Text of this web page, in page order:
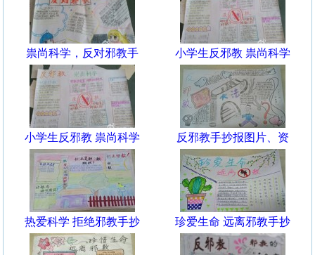
祟尚科学，反对邪教手 小学生反邪教 祟尚科学
小学生反邪教 祟尚科学 反邪教手抄报图片、资
热爱科学 拒绝邪教手抄 珍爱生命 远离邪教手抄